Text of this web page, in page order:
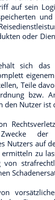
auf sein
oder
sich das
Teile
bzw.
den Nutzer
der
Nutzers auf
zu
von